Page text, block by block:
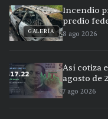
GALERÍA
Incendio
predio
8 ago 2026
Así cotiza
agosto de
7 ago 2026